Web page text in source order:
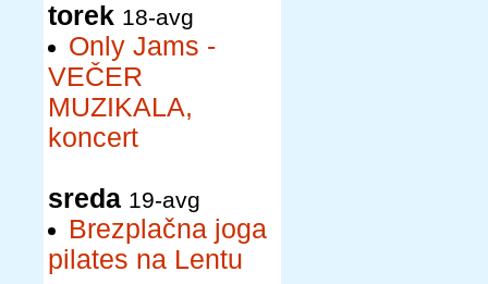
torek 18-avg
Only Jams -
VEČER
MUZIKALA,
koncert
sreda 19-avg
Brezplačna joga
pilates na Lentu